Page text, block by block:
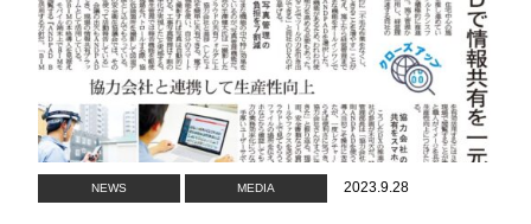
RECRUIT
募集要項
SNS
ソーシャルメディアポリシー
SDGs
NEWS
NEWS MEDIA 2023.9.28